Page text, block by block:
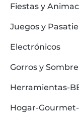
Fiestas y
Juegos y
Electrónicos
Gorros y
Herramientas-
Hogar-